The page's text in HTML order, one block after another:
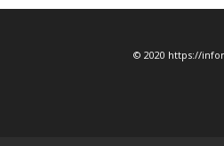
© 2020 https://